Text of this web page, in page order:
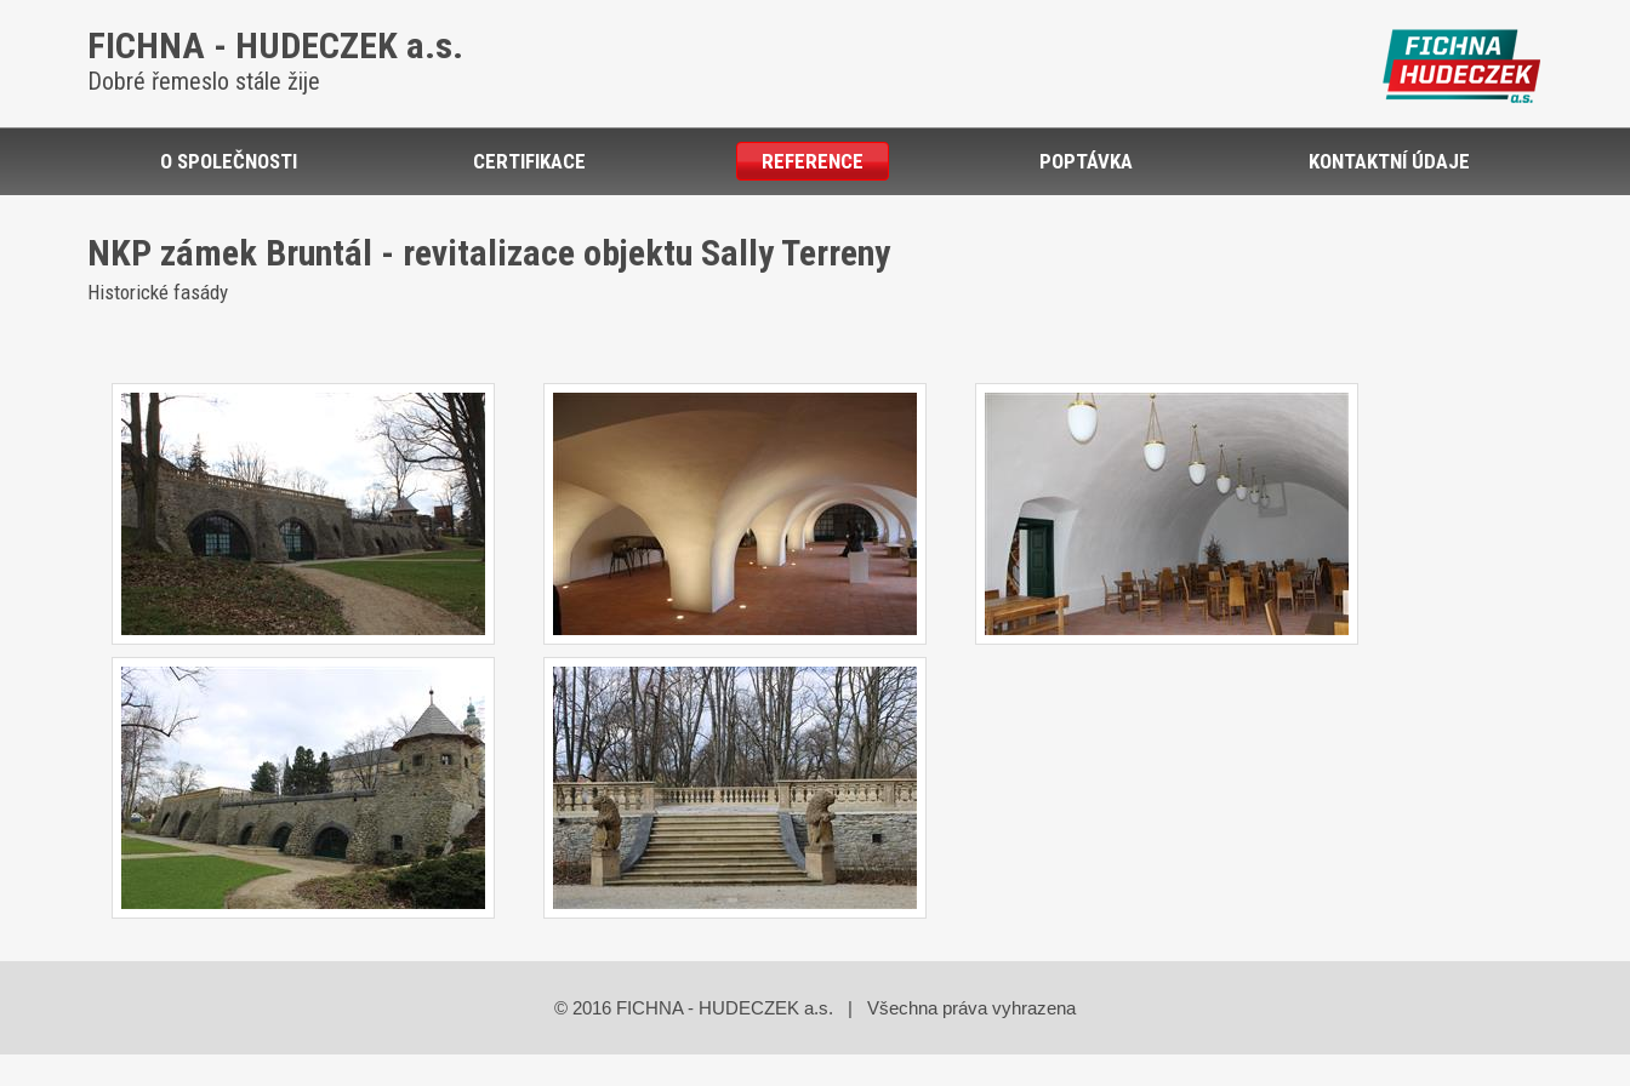
FICHNA - HUDECZEK a.s.
Dobré řemeslo stále žije
O SPOLEČNOSTI CERTIFIKACE REFERENCE POPTÁVKA KONTAKTNÍ ÚDAJE
NKP zámek Bruntál - revitalizace objektu Sally Terreny
Historické fasády
© 2016 FICHNA - HUDECZEK a.s. | Všechna práva vyhrazena